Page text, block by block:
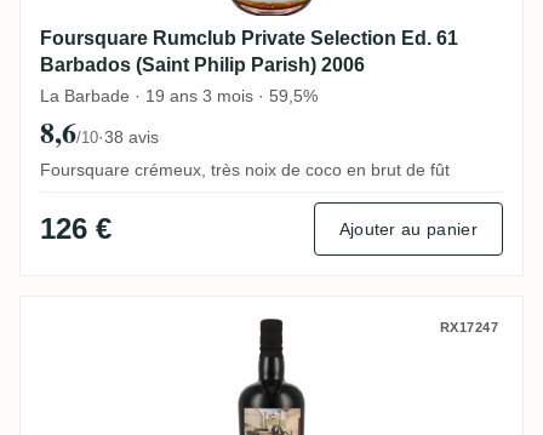
Foursquare Rumclub Private Selection Ed. 61
Barbados (Saint Philip Parish) 2006
La Barbade · 19 ans 3 mois · 59,5%
8,6/10·38 avis
Foursquare crémeux, très noix de coco en brut de fût
126 € Ajouter au panier
Romero & Sons FRC Ecuador (Kirsch
RX17247